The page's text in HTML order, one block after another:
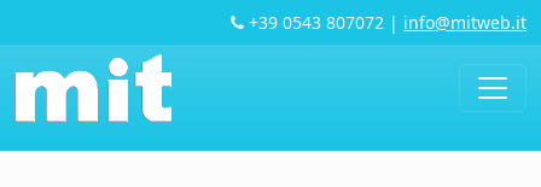
+39 0543 807072 | info@mitweb.it